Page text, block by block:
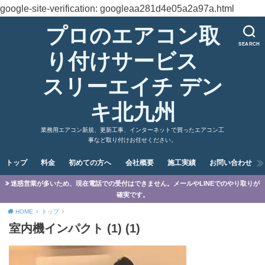
google-site-verification: googleaa281d4e05a2a97a.html
SEARCH
プロのエアコン取
り付けサービス
スリーエイチ デン
キ北九州
業務用エアコン新規、更新工事、インターネットで買ったエアコン工
事など取り付けお任せください。
トップ 料金 初めての方へ 会社概要 施工実績 お問い合わせ
迷惑営業が多いため、現在電話での受付はできません。メールやLINEでのやり取りが
確実です。
HOME トップ
室内機インパクト (1) (1)